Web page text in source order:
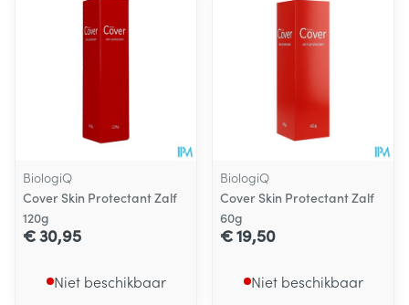
BiologiQ
Cover Skin Protectant Zalf
120g
€ 30,95
Niet beschikbaar
BiologiQ
Cover Skin Protectant Zalf
60g
€ 19,50
Niet beschikbaar